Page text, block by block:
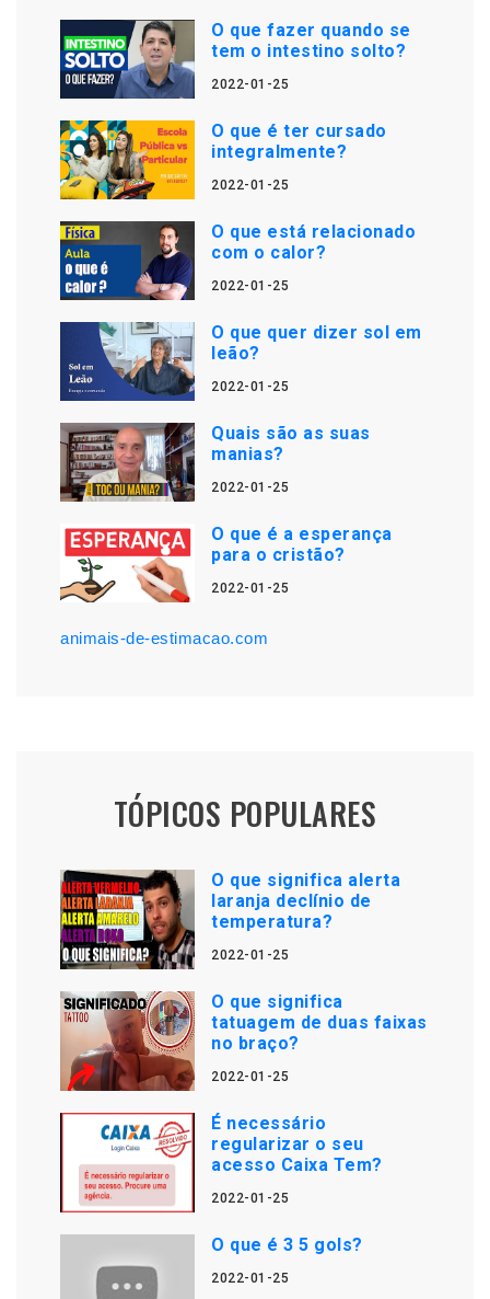
O que fazer quando se
tem o intestino solto?
2022-01-25
O que é ter cursado
integralmente?
2022-01-25
O que está relacionado
com o calor?
2022-01-25
O que quer dizer sol em
leão?
2022-01-25
Quais são as suas
manias?
2022-01-25
O que é a esperança
para o cristão?
2022-01-25
animais-de-estimacao.com
TÓPICOS POPULARES
O que significa alerta
laranja declínio de
temperatura?
2022-01-25
O que significa
tatuagem de duas faixas
no braço?
2022-01-25
É necessário
regularizar o seu
acesso Caixa Tem?
2022-01-25
O que é 3 5 gols?
2022-01-25